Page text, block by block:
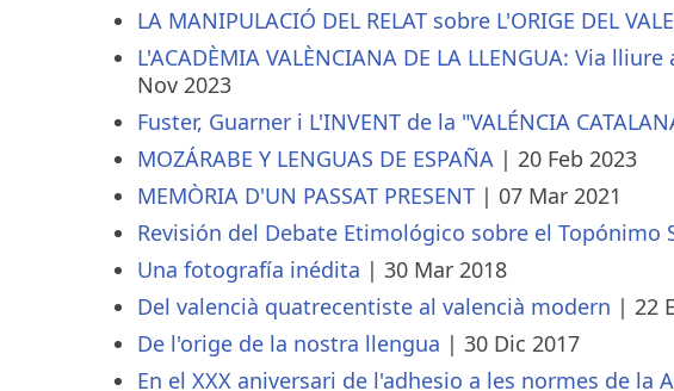
LA MANIPULACIÓ DEL RELAT sobre L'ORIGE DEL
L'ACADÈMIA VALÈNCIANA DE LA LLENGUA: Via lliure
Nov 2023
Fuster, Guarner i L'INVENT de la "VALÉNCIA
MOZÁRABE Y LENGUAS DE ESPAÑA | 20 Feb 2023
MEMÒRIA D'UN PASSAT PRESENT | 07 Mar 2021
Revisión del Debate Etimológico sobre el Topónimo
Una fotografía inédita | 30 Mar 2018
Del valencià quatrecentiste al valencià modern | 22
De l'orige de la nostra llengua | 30 Dic 2017
En el XXX aniversari de l'adhesio a les normes de la